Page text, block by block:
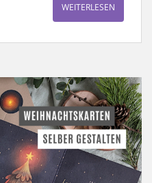
WEITERLESEN